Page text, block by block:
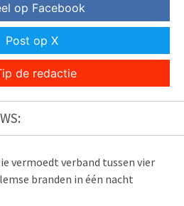
op Facebook
Post op X
de redactie
vermoedt verband tussen vier
branden in één nacht